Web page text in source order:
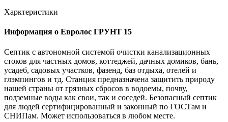
Харктеристики
Информация о Евролос ГРУНТ 15
Септик с автономной системой очистки канализационных
стоков для частных домов, коттеджей, дачных домиков, бань,
усадеб, садовых участков, фазенд, баз отдыха, отелей и
глэмпингов и тд. Станция предназначена защитить природу
нашей страны от грязных сбросов в водоемы, почву,
подземные воды как свои, так и соседей. Безопасный септик
для людей сертифицированный и законный по ГОСТам и
СНИПам. Может использоваться в любом месте.